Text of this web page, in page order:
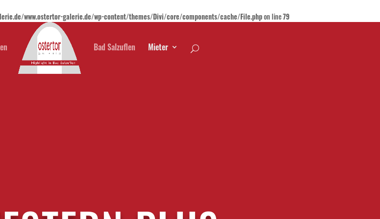
Bad Salzuflen Mieter
www.ostertor-galerie.de/wp-content/themes/Divi/core/components/cache/File.phpon line79